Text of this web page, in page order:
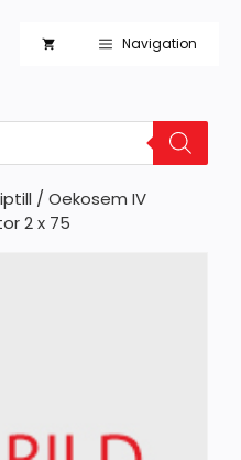
Navigation
/ Oekosem IV
2 x 75